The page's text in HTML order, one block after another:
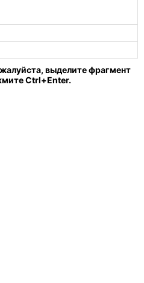
выделите фрагмент
Ctrl+Enter.